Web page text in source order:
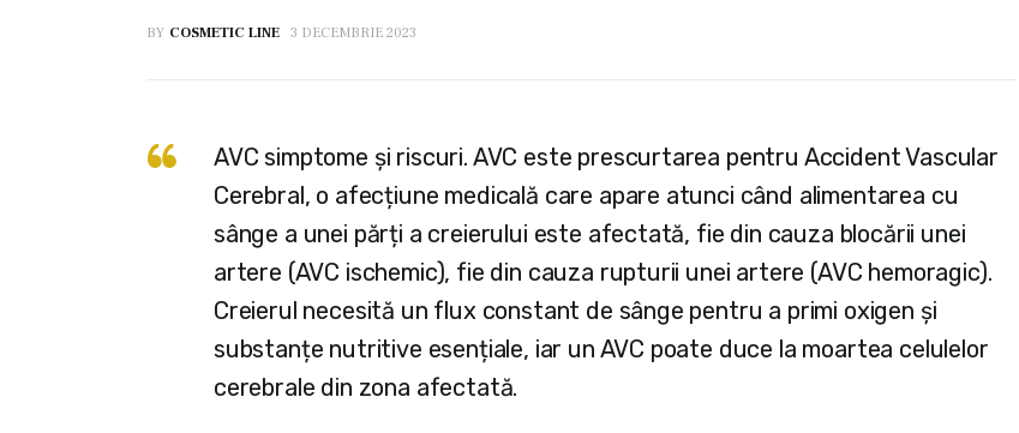
BY COSMETIC LINE 3 DECEMBRIE 2023
AVC simptome și riscuri. AVC este prescurtarea pentru Accident Vascular
Cerebral, o afecțiune medicală care apare atunci când alimentarea cu
sânge a unei părți a creierului este afectată, fie din cauza blocării unei
artere (AVC ischemic), fie din cauza rupturii unei artere (AVC hemoragic).
Creierul necesită un flux constant de sânge pentru a primi oxigen și
substanțe nutritive esențiale, iar un AVC poate duce la moartea celulelor
cerebrale din zona afectată.